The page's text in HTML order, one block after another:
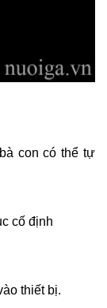
con có thể tự
cố định
thiết bị.